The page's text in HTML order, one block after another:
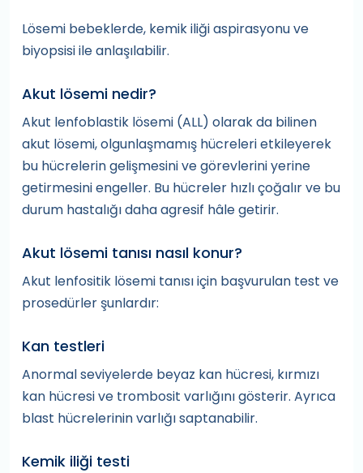
Lösemi bebeklerde, kemik iliği aspirasyonu ve
biyopsisi ile anlaşılabilir.
Akut lösemi nedir?
Akut lenfoblastik lösemi (ALL) olarak da bilinen
akut lösemi, olgunlaşmamış hücreleri etkileyerek
bu hücrelerin gelişmesini ve görevlerini yerine
getirmesini engeller. Bu hücreler hızlı çoğalır ve bu
durum hastalığı daha agresif hâle getirir.
Akut lösemi tanısı nasıl konur?
Akut lenfositik lösemi tanısı için başvurulan test ve
prosedürler şunlardır:
Kan testleri
Anormal seviyelerde beyaz kan hücresi, kırmızı
kan hücresi ve trombosit varlığını gösterir. Ayrıca
blast hücrelerinin varlığı saptanabilir.
Kemik iliği testi